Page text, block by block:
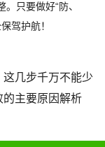
只要做好“防、
驾护航！
几步千万不能少
主要原因解析